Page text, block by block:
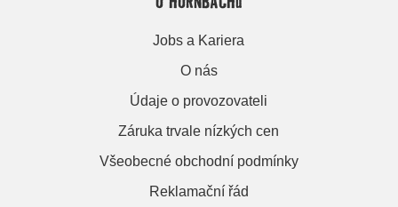
Jobs a Kariera
O nás
Údaje o provozovateli
Záruka trvale nízkých cen
Všeobecné obchodní podmínky
Reklamační řád